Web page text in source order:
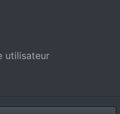
utilisateur